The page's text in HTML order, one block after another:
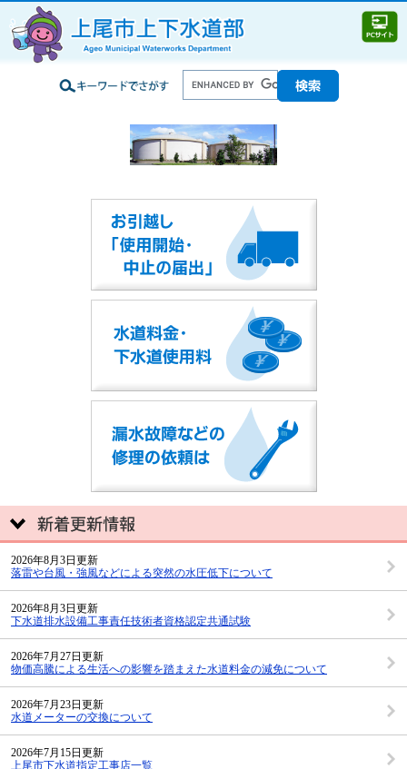
2026年8月3日更新
落雷や台風・強風などによる突然の水圧低下について
2026年8月3日更新
下水道排水設備工事責任技術者資格認定共通試験
2026年7月27日更新
物価高騰による生活への影響を踏まえた水道料金の減免について
2026年7月23日更新
水道メーターの交換について
2026年7月15日更新
上尾市下水道指定工事店一覧